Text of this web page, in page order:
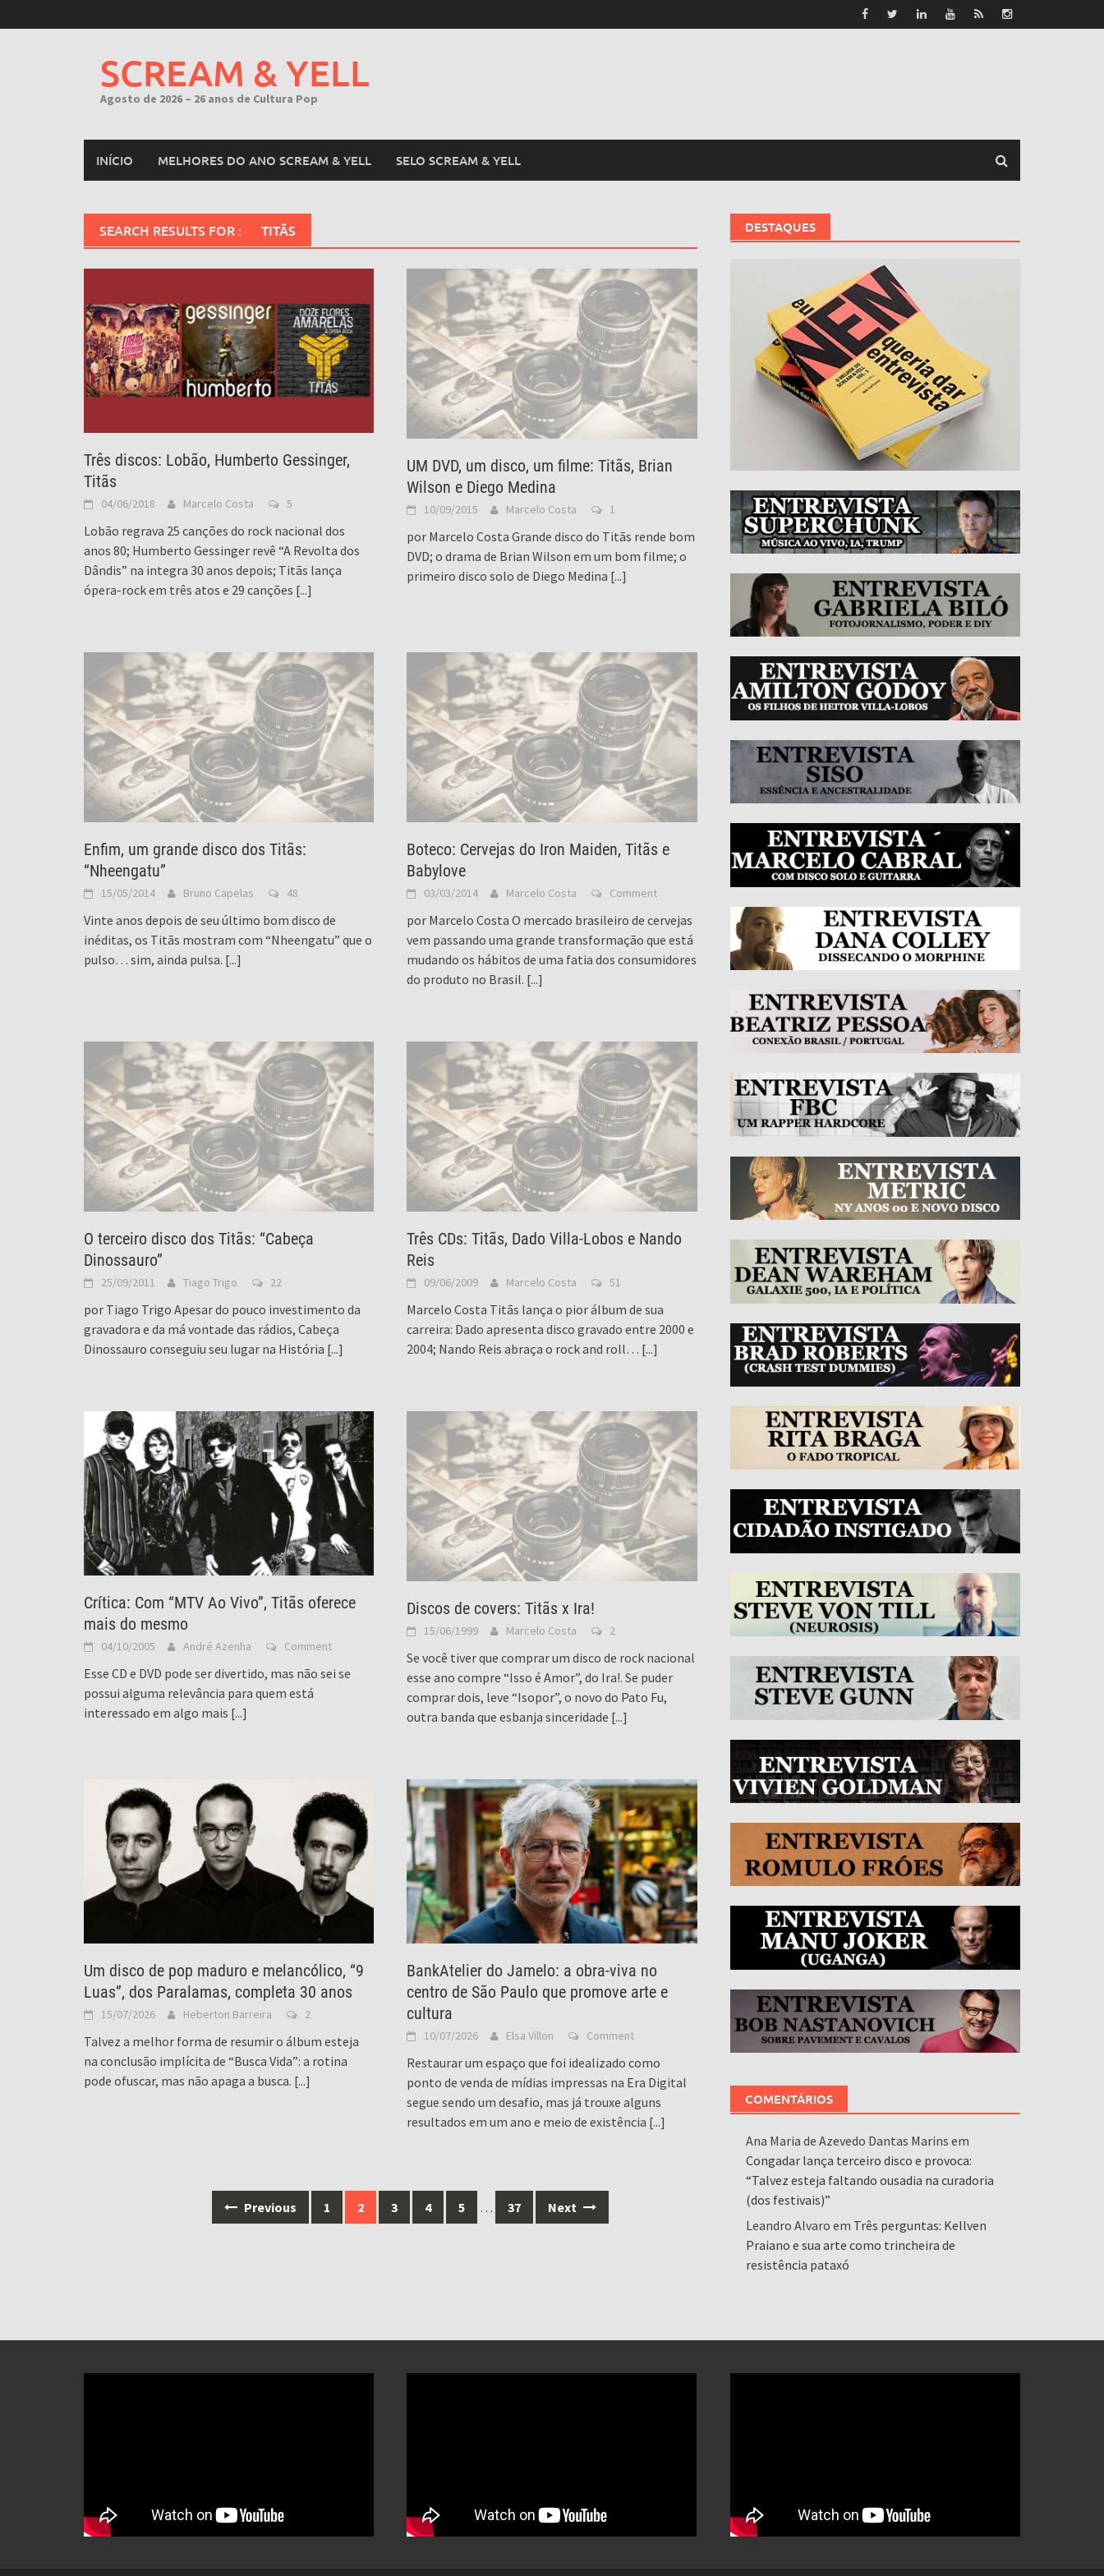
to
SCREAM & YELL
Agosto de 2026 – 26 anos de Cultura Pop
INÍCIO MELHORES DO ANO SCREAM & YELL SELO SCREAM & YELL
SEARCH RESULTS FOR : TITÃS
Três discos: Lobão, Humberto Gessinger,
Titãs
04/06/2018 Marcelo Costa 5
Lobão regrava 25 canções do rock nacional dos
anos 80; Humberto Gessinger revê “A Revolta dos
Dândis” na integra 30 anos depois; Titãs lança
ópera-rock em três atos e 29 canções [...]
UM DVD, um disco, um filme: Titãs, Brian
Wilson e Diego Medina
10/09/2015 Marcelo Costa 1
por Marcelo Costa Grande disco do Titãs rende bom
DVD; o drama de Brian Wilson em um bom filme; o
primeiro disco solo de Diego Medina [...]
Enfim, um grande disco dos Titãs:
“Nheengatu”
15/05/2014 Bruno Capelas 48
Vinte anos depois de seu último bom disco de
inéditas, os Titãs mostram com “Nheengatu” que o
pulso… sim, ainda pulsa. [...]
Boteco: Cervejas do Iron Maiden, Titãs e
Babylove
03/03/2014 Marcelo Costa Comment
por Marcelo Costa O mercado brasileiro de cervejas
vem passando uma grande transformação que está
mudando os hábitos de uma fatia dos consumidores
do produto no Brasil. [...]
O terceiro disco dos Titãs: “Cabeça
Dinossauro”
25/09/2011 Tiago Trigo 22
por Tiago Trigo Apesar do pouco investimento da
gravadora e da má vontade das rádios, Cabeça
Dinossauro conseguiu seu lugar na História [...]
Três CDs: Titãs, Dado Villa-Lobos e Nando
Reis
09/06/2009 Marcelo Costa 51
Marcelo Costa Titãs lança o pior álbum de sua
carreira: Dado apresenta disco gravado entre 2000 e
2004; Nando Reis abraça o rock and roll… [...]
Crítica: Com “MTV Ao Vivo”, Titãs oferece
mais do mesmo
04/10/2005 André Azenha Comment
Esse CD e DVD pode ser divertido, mas não sei se
possui alguma relevância para quem está
interessado em algo mais [...]
Discos de covers: Titãs x Ira!
15/06/1999 Marcelo Costa 2
Se você tiver que comprar um disco de rock nacional
esse ano compre “Isso é Amor”, do Ira!. Se puder
comprar dois, leve “Isopor”, o novo do Pato Fu,
outra banda que esbanja sinceridade [...]
Um disco de pop maduro e melancólico, “9
Luas”, dos Paralamas, completa 30 anos
15/07/2026 Heberton Barreira 2
Talvez a melhor forma de resumir o álbum esteja
na conclusão implícita de “Busca Vida”: a rotina
pode ofuscar, mas não apaga a busca. [...]
BankAtelier do Jamelo: a obra-viva no
centro de São Paulo que promove arte e
cultura
10/07/2026 Elsa Villon Comment
Restaurar um espaço que foi idealizado como
ponto de venda de mídias impressas na Era Digital
segue sendo um desafio, mas já trouxe alguns
resultados em um ano e meio de existência [...]
Previous 1 2 3 4 5 … 37 Next
DESTAQUES
COMENTÁRIOS
Ana Maria de Azevedo Dantas Marins em
Congadar lança terceiro disco e provoca:
“Talvez esteja faltando ousadia na curadoria
(dos festivais)”
Leandro Alvaro em Três perguntas: Kellven
Praiano e sua arte como trincheira de
resistência pataxó